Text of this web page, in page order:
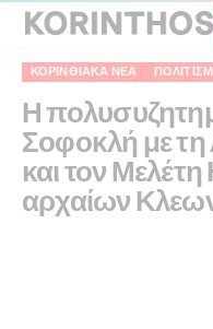
ΚΟΡΙΝΘΙΑΚΆ ΝΈΑ
Η
Σοφοκλή με
και τον
αρχαίων